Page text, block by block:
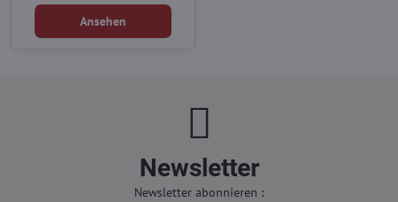
Ansehen
Newsletter
Newsletter abonnieren :